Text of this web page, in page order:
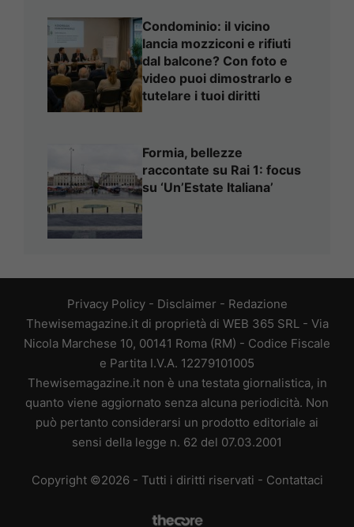
Condominio: il vicino
lancia mozziconi e rifiuti
dal balcone? Con foto e
video puoi dimostrarlo e
tutelare i tuoi diritti
Formia, bellezze
raccontate su Rai 1: focus
su ‘Un’Estate Italiana’
Privacy Policy- Disclaimer - Redazione
Thewisemagazine.it di proprietà di WEB 365 SRL - Via
Nicola Marchese 10, 00141 Roma (RM) - Codice Fiscale
e Partita I.V.A. 12279101005
Thewisemagazine.it non è una testata giornalistica, in
quanto viene aggiornato senza alcuna periodicità. Non
può pertanto considerarsi un prodotto editoriale ai
sensi della legge n. 62 del 07.03.2001
Copyright ©2026 - Tutti i diritti riservati - Contattaci